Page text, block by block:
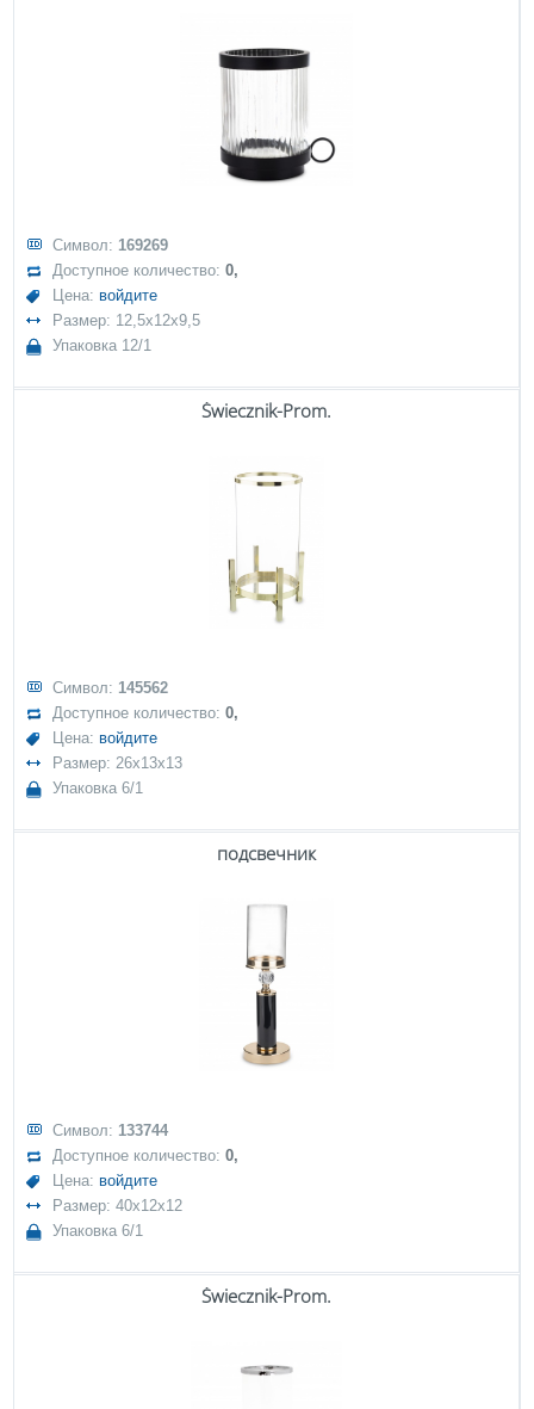
Символ: 169269
Доступное количество:0,
Цена: войдите
Размер: 12,5x12x9,5
Упаковка 12/1
Świecznik-Prom.
Символ: 145562
Доступное количество:0,
Цена: войдите
Размер: 26x13x13
Упаковка 6/1
подсвечник
Символ: 133744
Доступное количество:0,
Цена: войдите
Размер: 40x12x12
Упаковка 6/1
Świecznik-Prom.